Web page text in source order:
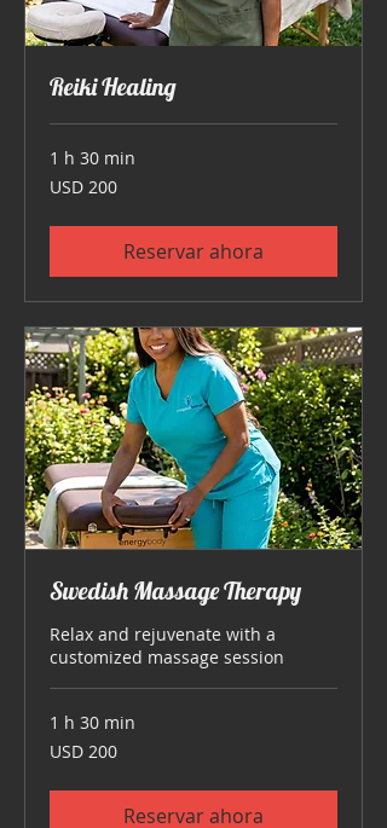
Reiki Healing
1 h 30 min
200
dólares
USD 200
Reservar ahora
Swedish Massage Therapy
Relax and rejuvenate with a
customized massage session
1 h 30 min
200
dólares
USD 200
Reservar ahora